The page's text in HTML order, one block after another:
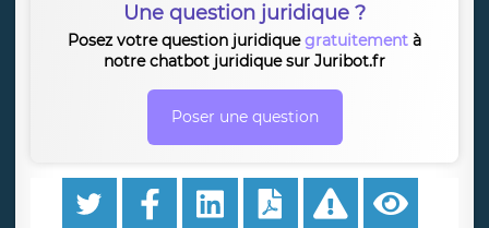
Une question juridique ?
Posez votre question juridiquegratuitement à
notre chatbot juridique sur Juribot.fr
Poser une question